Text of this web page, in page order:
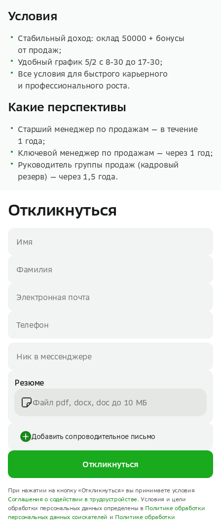
Условия
Стабильный доход: оклад 50000 + бонусы
от продаж;
Удобный график 5/2 с 8-30 до 17-30;
Все условия для быстрого карьерного
и профессионального роста.
Какие перспективы
Старший менеджер по продажам — в течение
1 года;
Ключевой менеджер по продажам — через 1 год;
Руководитель группы продаж (кадровый
резерв) — через 1,5 года.
Откликнуться
Резюме
Файл pdf, docx, doc до 10 МБ
Добавить сопроводительное письмо
Откликнуться
При нажатии на кнопку «Откликнуться» вы принимаете условия
Соглашения о содействии в трудоустройстве. Условия и цели
обработки персональных данных определены в Политике обработки
персональных данных соискателей и Политике обработки